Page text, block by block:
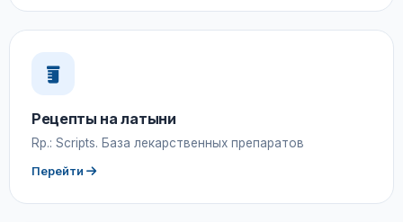
Рецепты на латыни
Rp.: Scripts. База лекарственных препаратов
Перейти